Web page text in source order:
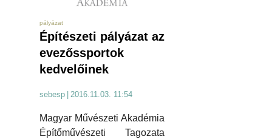
pályázat
Építészeti pályázat az
evezőssportok
kedvelőinek
sebesp 2016.11.03. 11:54
Magyar Művészeti Akadémia
Építőművészeti Tagozata